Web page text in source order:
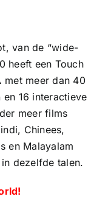
van de “wide-
heeft een Touch
met meer dan 40
16 interactieve
meer films
Chinees,
en Malayalam
dezelfde talen.